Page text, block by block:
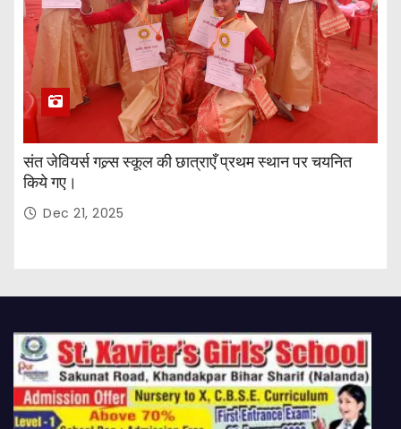
संत जेवियर्स गल्र्स स्कूल की छात्र‌ाएँ प्रथम स्थान पर चयनित
किये गए।
Dec 21, 2025